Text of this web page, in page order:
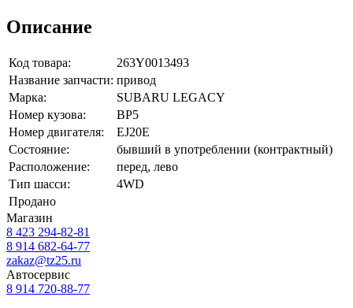
Описание
Код товара:
263Y0013493
Название запчасти: привод
Марка:
SUBARU LEGACY
Номер кузова:
BP5
Номер двигателя:
EJ20E
Состояние:
бывший в употреблении (контрактный)
Расположение:
перед, лево
Тип шасси:
4WD
Продано
Магазин
8 423 294-82-81
8 914 682-64-77
zakaz@tz25.ru
Автосервис
8 914 720-88-77